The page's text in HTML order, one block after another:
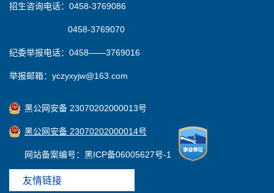
招生咨询电话：0458-3769086
0458-3769070
纪委举报电话：0458——3769016
举报邮箱：yczyxyjw@163.com
黑公网安备 23070202000013号
黑公网安备 23070202000014号
网站备案编号：黑ICP备06005627号-1
友情链接